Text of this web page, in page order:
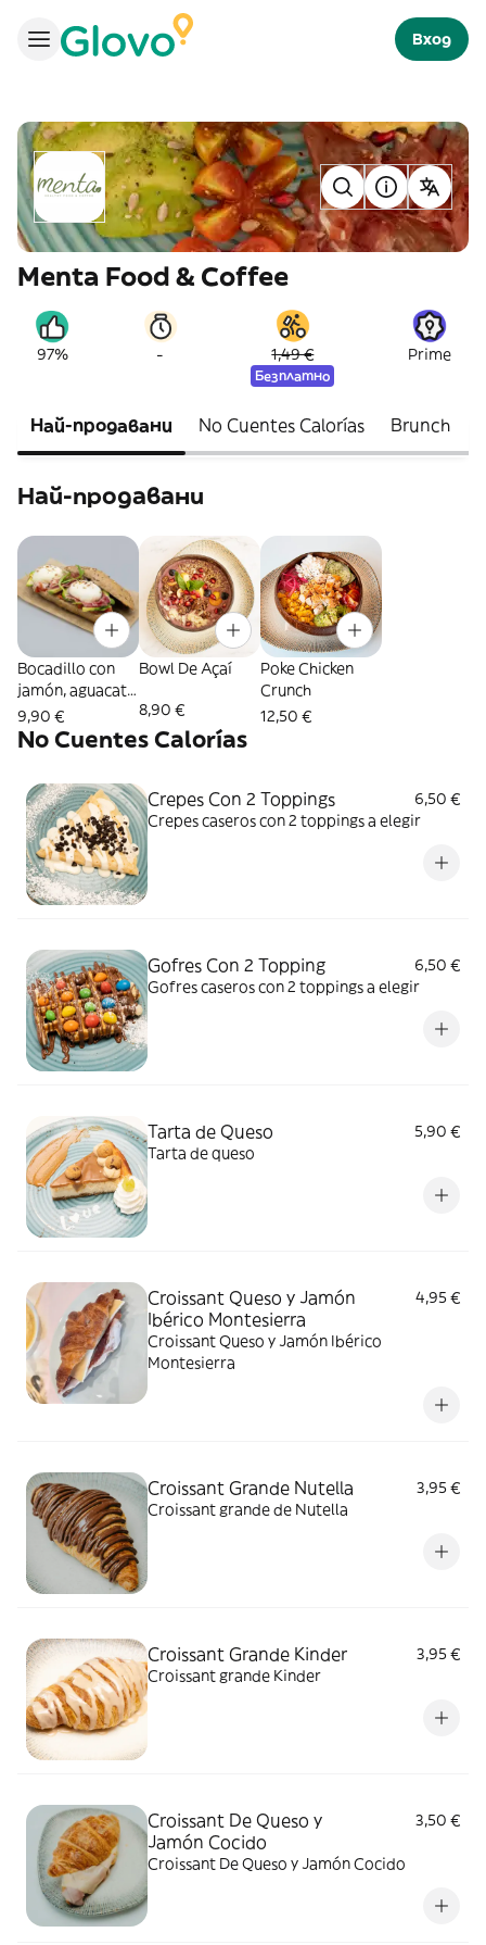
Вход
Menta Food & Coffee
97% - 1,49 €
Безплатно
Prime
Най-продавани No Cuentes Calorías Brunch
Най-продавани
Bocadillo con
jamón, aguacate,
2 huevos y
tomate
triturado
9,90 €
Bowl De Açaí
8,90 €
Poke Chicken
Crunch
12,50 €
No Cuentes Calorías
Crepes Con 2 Toppings
6,50 €
Crepes caseros con 2 toppings a elegir
Gofres Con 2 Topping
6,50 €
Gofres caseros con 2 toppings a elegir
Tarta de Queso
5,90 €
Tarta de queso
Croissant Queso y Jamón
Ibérico Montesierra
4,95 €
Croissant Queso y Jamón Ibérico
Montesierra
Croissant Grande Nutella
3,95 €
Croissant grande de Nutella
Croissant Grande Kinder
3,95 €
Croissant grande Kinder
Croissant De Queso y
Jamón Cocido
3,50 €
Croissant De Queso y Jamón Cocido